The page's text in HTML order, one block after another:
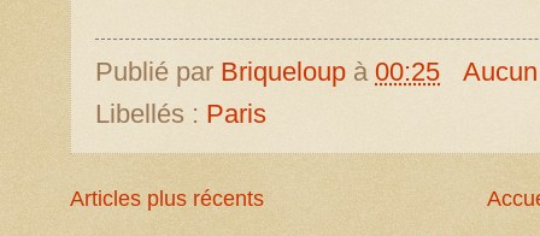
Publié par Briqueloup à 00:25
Libellés : Paris
Articles plus récents